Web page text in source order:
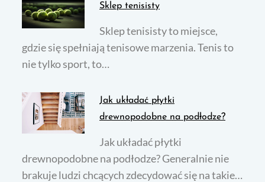
Sklep tenisisty
Sklep tenisisty to miejsce,
gdzie się spełniają tenisowe marzenia. Tenis to
nie tylko sport, to…
Jak układać płytki
drewnopodobne na podłodze?
Jak układać płytki
drewnopodobne na podłodze? Generalnie nie
brakuje ludzi chcących zdecydować się na takie…